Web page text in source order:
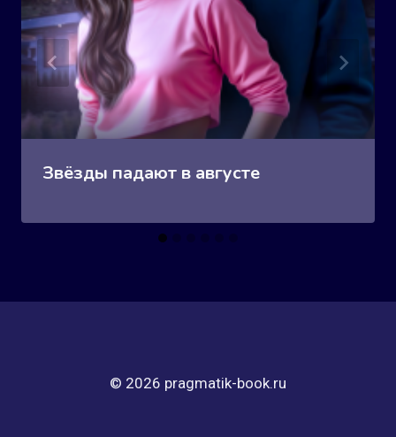
Звёзды падают в августе
© 2026 pragmatik-book.ru